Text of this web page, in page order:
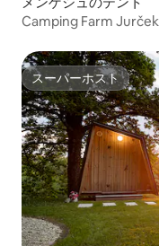
Camping Farm Jurček
スーパーホスト
スーパーホスト